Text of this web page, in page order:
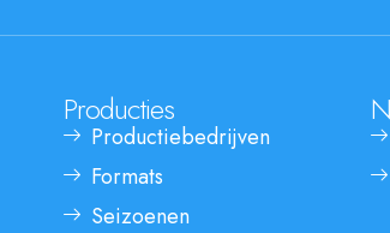
Producties
Productiebedrijven
Formats
Seizoenen